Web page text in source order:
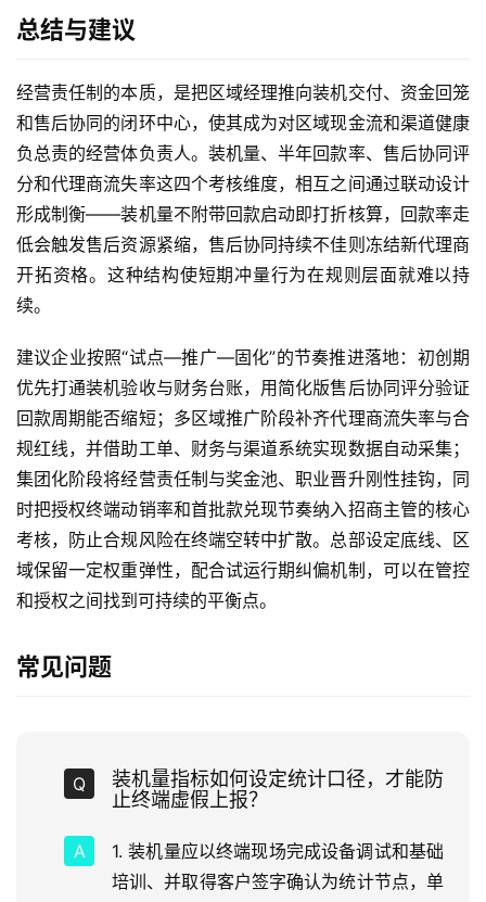
总结与建议
经营责任制的本质，是把区域经理推向装机交付、资金回笼
和售后协同的闭环中心，使其成为对区域现金流和渠道健康
负总责的经营体负责人。装机量、半年回款率、售后协同评
分和代理商流失率这四个考核维度，相互之间通过联动设计
形成制衡——装机量不附带回款启动即打折核算，回款率走
低会触发售后资源紧缩，售后协同持续不佳则冻结新代理商
开拓资格。这种结构使短期冲量行为在规则层面就难以持
续。
建议企业按照“试点—推广—固化”的节奏推进落地：初创期
优先打通装机验收与财务台账，用简化版售后协同评分验证
回款周期能否缩短；多区域推广阶段补齐代理商流失率与合
规红线，并借助工单、财务与渠道系统实现数据自动采集；
集团化阶段将经营责任制与奖金池、职业晋升刚性挂钩，同
时把授权终端动销率和首批款兑现节奏纳入招商主管的核心
考核，防止合规风险在终端空转中扩散。总部设定底线、区
域保留一定权重弹性，配合试运行期纠偏机制，可以在管控
和授权之间找到可持续的平衡点。
常见问题
装机量指标如何设定统计口径，才能防
止终端虚假上报？
1. 装机量应以终端现场完成设备调试和基础
培训、并取得客户签字确认为统计节点，单